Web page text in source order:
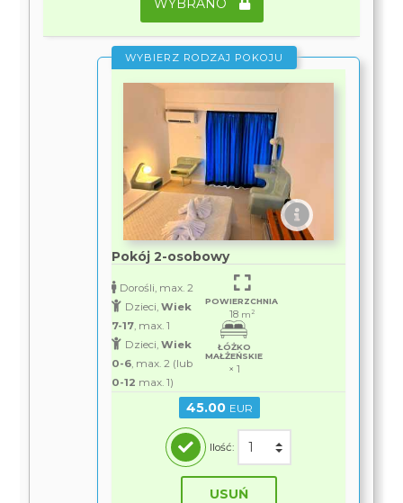
WYBRANO
WYBIERZ RODZAJ POKOJU
Pokój 2-osobowy
Dorośli, max. 2
Dzieci,Wiek
7-17, max. 1
Dzieci,Wiek
0-6, max. 2 (lub
0-12 max. 1)
POWIERZCHNIA
18 m 2
ŁÓŻKO
MAŁŻEŃSKIE
× 1
45.00 EUR
Ilość:
USUŃ